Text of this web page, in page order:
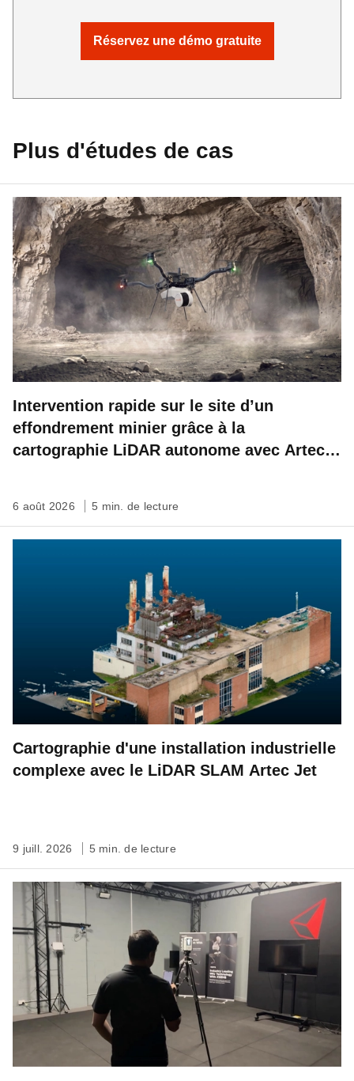
Réservez une démo gratuite
Plus d'études de cas
Intervention rapide sur le site d’un
effondrement minier grâce à la
cartographie LiDAR autonome avec Artec
6 août 2026 5 min. de lecture
Cartographie d'une installation industrielle
complexe avec le LiDAR SLAM Artec Jet
9 juill. 2026 5 min. de lecture